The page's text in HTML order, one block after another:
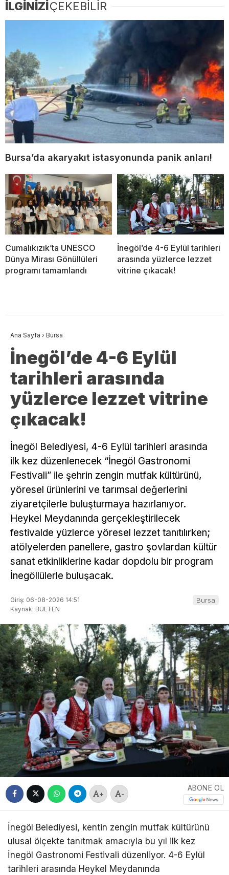
İLGİNİZİÇEKEBİLİR
Bursa’da akaryakıt istasyonunda panik anları!
Cumalıkızık’ta UNESCO
Dünya Mirası Gönüllüleri
programı tamamlandı
İnegöl’de 4-6 Eylül tarihleri
arasında yüzlerce lezzet
vitrine çıkacak!
Ana Sayfa › Bursa
İnegöl’de 4-6 Eylül
tarihleri arasında
yüzlerce lezzet vitrine
çıkacak!
İnegöl Belediyesi, 4-6 Eylül tarihleri arasında
ilk kez düzenlenecek “İnegöl Gastronomi
Festivali” ile şehrin zengin mutfak kültürünü,
yöresel ürünlerini ve tarımsal değerlerini
ziyaretçilerle buluşturmaya hazırlanıyor.
Heykel Meydanında gerçekleştirilecek
festivalde yüzlerce yöresel lezzet tanıtılırken;
atölyelerden panellere, gastro şovlardan kültür
sanat etkinliklerine kadar dopdolu bir program
İnegöllülerle buluşacak.
Giriş: 06-08-2026 14:51
Kaynak: BULTEN
Bursa
+ -
ABONE OL
İnegöl Belediyesi, kentin zengin mutfak kültürünü
ulusal ölçekte tanıtmak amacıyla bu yıl ilk kez
İnegöl Gastronomi Festivali düzenliyor. 4-6 Eylül
tarihleri arasında Heykel Meydanında